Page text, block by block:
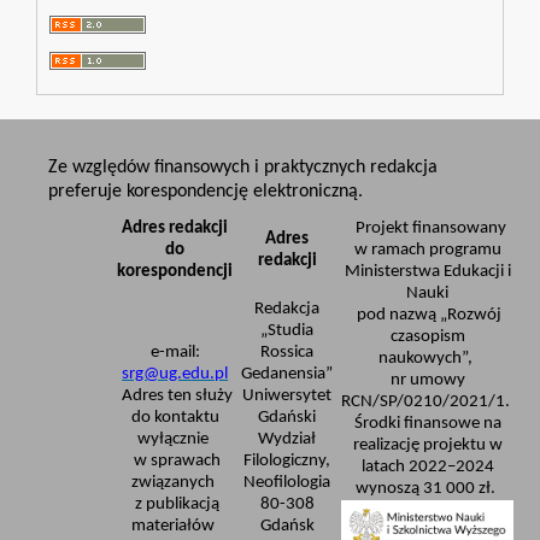
Ze względów finansowych i praktycznych redakcja
preferuje korespondencję elektroniczną.
Adres redakcji
do
korespondencji
Adres
redakcji
Projekt finansowany
w ramach programu
Ministerstwa Edukacji i
Nauki
pod nazwą „Rozwój
czasopism
naukowych”,
nr umowy
RCN/SP/0210/2021/1.
Środki finansowe na
realizację projektu w
latach 2022–2024
wynoszą 31 000 zł.
e-mail:
srg@ug.edu.pl
Adres ten służy
do kontaktu
wyłącznie
w sprawach
związanych
z publikacją
materiałów
Redakcja
„Studia
Rossica
Gedanensia”
Uniwersytet
Gdański
Wydział
Filologiczny,
Neofilologia
80-308
Gdańsk